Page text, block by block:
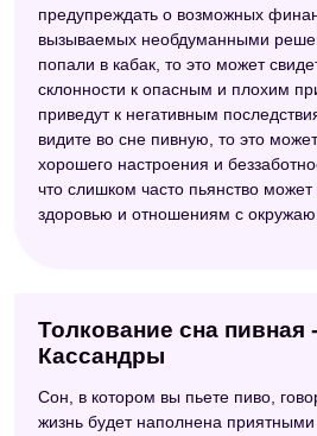
предупреждать о возможных
вызываемых необдуманными
попали в кабак, то это может
склонности к опасным и плохим
приведут к негативным
видите во сне пивную, то это
хорошего настроения и
что слишком часто пьянство
здоровью и отношениям с
Толкование сна пивная
Кассандры
Сон, в котором вы пьете пиво,
жизнь будет наполнена